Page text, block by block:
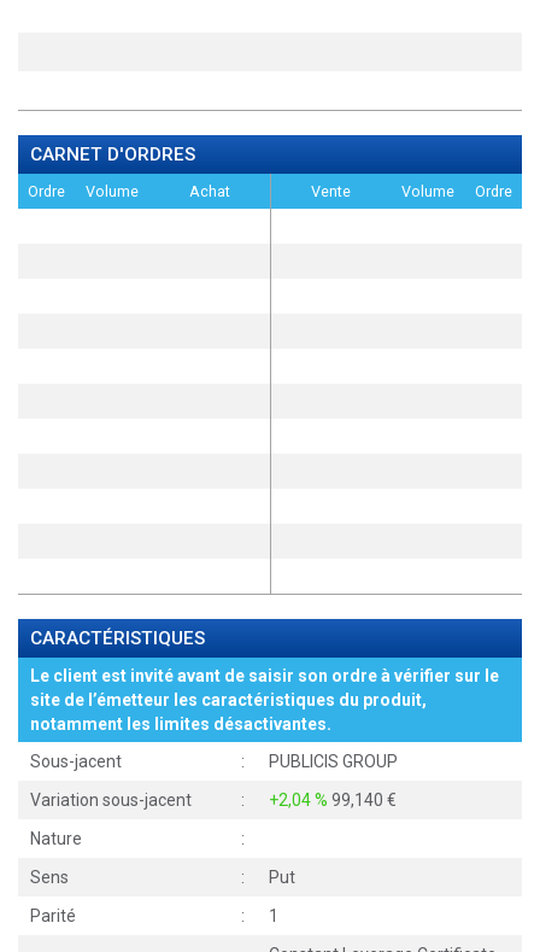
CARNET D'ORDRES
Ordre Volume Achat Vente Volume Ordre
CARACTÉRISTIQUES
Le client est invité avant de saisir son ordre à vérifier sur le
site de l’émetteur les caractéristiques du produit,
notamment les limites désactivantes.
Sous-jacent
:
PUBLICIS GROUP
Variation sous-jacent
: +2,04 % 99,140
Nature
:
Sens
:
Put
Parité
:
1